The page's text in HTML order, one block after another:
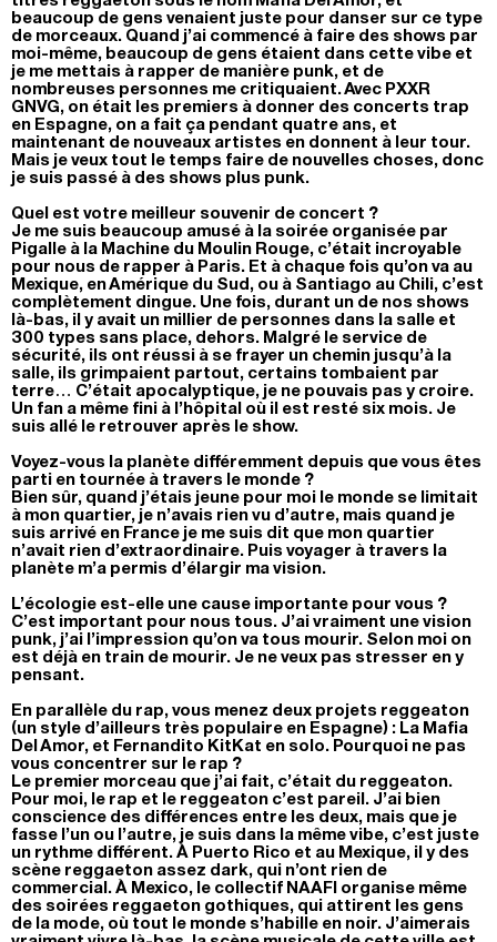
beaucoup de gens venaient juste pour danser sur ce type
de morceaux. Quand j’ai commencé à faire des shows par
moi-même, beaucoup de gens étaient dans cette vibe et
je me mettais à rapper de manière punk, et de
nombreuses personnes me critiquaient. Avec PXXR
GNVG, on était les premiers à donner des concerts trap
en Espagne, on a fait ça pendant quatre ans, et
maintenant de nouveaux artistes en donnent à leur tour.
Mais je veux tout le temps faire de nouvelles choses, donc
je suis passé à des shows plus punk.
Quel est votre meilleur souvenir de concert ?
Je me suis beaucoup amusé à la soirée organisée par
Pigalle à la Machine du Moulin Rouge, c’était incroyable
pour nous de rapper à Paris. Et à chaque fois qu’on va au
Mexique, en Amérique du Sud, ou à Santiago au Chili, c’est
complètement dingue. Une fois, durant un de nos shows
là-bas, il y avait un millier de personnes dans la salle et
300 types sans place, dehors. Malgré le service de
sécurité, ils ont réussi à se frayer un chemin jusqu’à la
salle, ils grimpaient partout, certains tombaient par
terre… C’était apocalyptique, je ne pouvais pas y croire.
Un fan a même fini à l’hôpital où il est resté six mois. Je
suis allé le retrouver après le show.
Voyez-vous la planète différemment depuis que vous êtes
parti en tournée à travers le monde ?
Bien sûr, quand j’étais jeune pour moi le monde se limitait
à mon quartier, je n’avais rien vu d’autre, mais quand je
suis arrivé en France je me suis dit que mon quartier
n’avait rien d’extraordinaire. Puis voyager à travers la
planète m’a permis d’élargir ma vision.
L’écologie est-elle une cause importante pour vous ?
C’est important pour nous tous. J’ai vraiment une vision
punk, j’ai l’impression qu’on va tous mourir. Selon moi on
est déjà en train de mourir. Je ne veux pas stresser en y
pensant.
En parallèle du rap, vous menez deux projets reggeaton
(un style d’ailleurs très populaire en Espagne) : La Mafia
Del Amor, et Fernandito KitKat en solo. Pourquoi ne pas
vous concentrer sur le rap ?
Le premier morceau que j’ai fait, c’était du reggeaton.
Pour moi, le rap et le reggeaton c’est pareil. J’ai bien
conscience des différences entre les deux, mais que je
fasse l’un ou l’autre, je suis dans la même vibe, c’est juste
un rythme différent. À Puerto Rico et au Mexique, il y des
scène reggaeton assez dark, qui n’ont rien de
commercial. À Mexico, le collectif NAAFI organise même
des soirées reggaeton gothiques, qui attirent les gens
de la mode, où tout le monde s’habille en noir. J’aimerais